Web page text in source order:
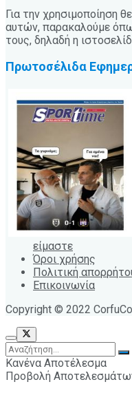
Για την χρησιμοποίηση
αυτών, παρακαλούμε
τους, δηλαδή η
Πρωτοσέλιδα
είμαστε
Όροι χρήσης
Πολιτική
Επικοινωνία
Copyright © 2022
Κανένα Αποτέλεσμα
Προβολή